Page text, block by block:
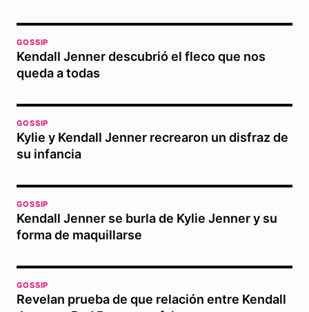
GOSSIP
Kendall Jenner descubrió el fleco que nos
queda a todas
GOSSIP
Kylie y Kendall Jenner recrearon un disfraz de
su infancia
GOSSIP
Kendall Jenner se burla de Kylie Jenner y su
forma de maquillarse
GOSSIP
Revelan prueba de que relación entre Kendall